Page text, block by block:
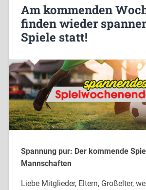
Am kommenden
finden wieder
Spiele statt!
Spannung pur: Der kommende
Mannschaften
Liebe Mitglieder, Eltern, Großelter,